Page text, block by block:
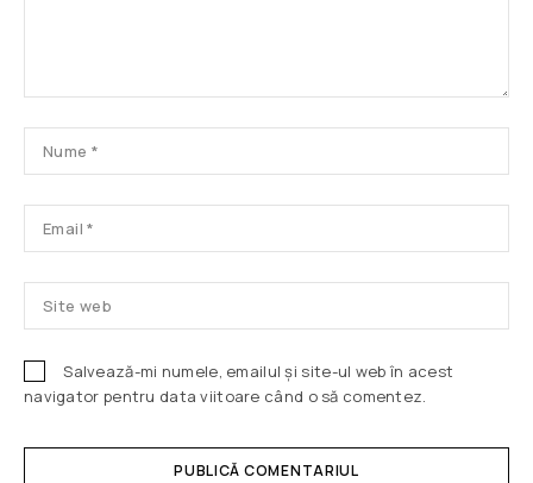
Salvează-mi numele, emailul și site-ul web în acest
navigator pentru data viitoare când o să comentez.
PUBLICĂ COMENTARIUL